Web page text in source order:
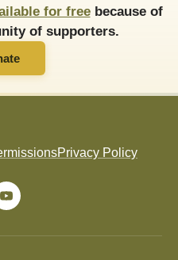
for freebecause of
of supporters.
Privacy Policy